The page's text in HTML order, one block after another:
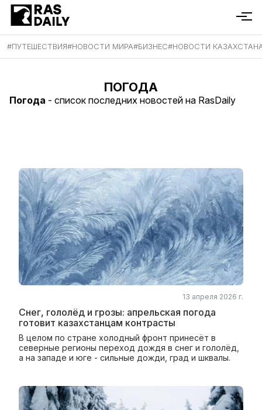
#ПУТЕШЕСТВИЯ#НОВОСТИ МИРА#БИЗНЕС#НОВОСТИ
ПОГОДА
Погода - список последних новостей на RasDaily
13 апреля 2026 г.
Снег, гололёд и грозы: апрельская погода
готовит казахстанцам контрасты
В целом по стране холодный фронт принесёт в
северные регионы переход дождя в снег и гололёд,
а на западе и юге - сильные дожди, град и шквалы.